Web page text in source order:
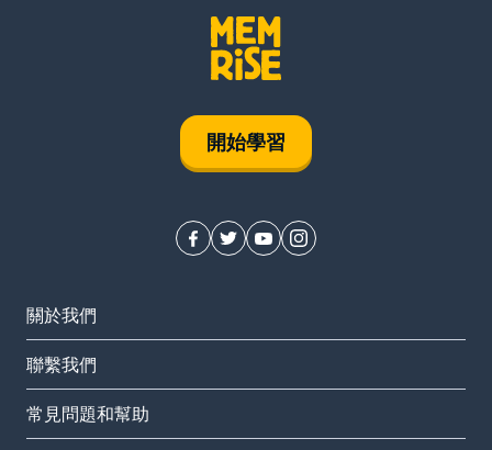
開始學習
關於我們
聯繫我們
常見問題和幫助